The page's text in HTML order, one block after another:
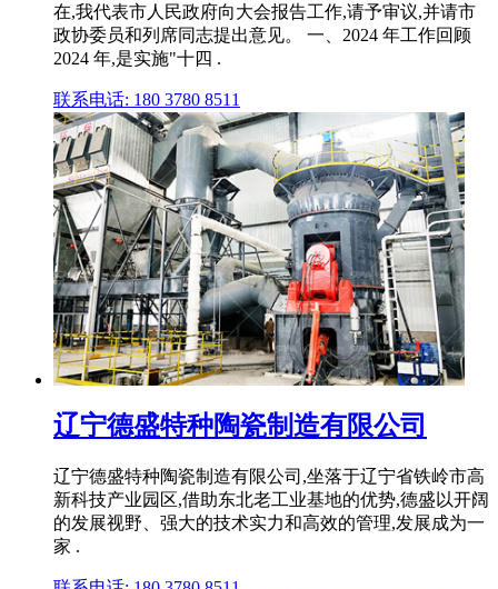
在,我代表市人民政府向大会报告工作,请予审议,并请市
政协委员和列席同志提出意见。 一、2024 年工作回顾
2024 年,是实施"十四 .
联系电话: 180 3780 8511
辽宁德盛特种陶瓷制造有限公司
辽宁德盛特种陶瓷制造有限公司,坐落于辽宁省铁岭市高
新科技产业园区,借助东北老工业基地的优势,德盛以开阔
的发展视野、强大的技术实力和高效的管理,发展成为一
家 .